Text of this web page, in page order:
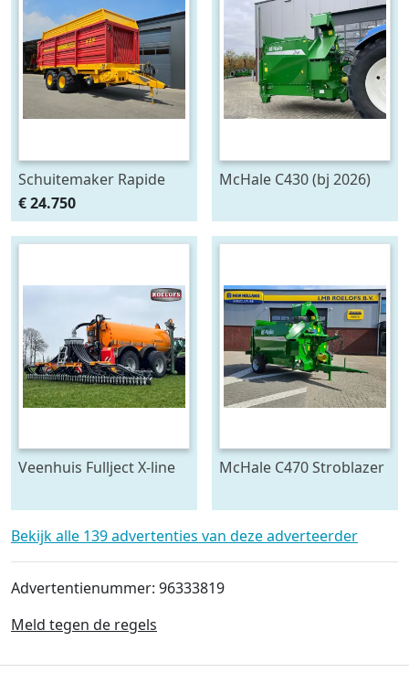
Schuitemaker Rapide
135
opraapwagen/silagewagen
(bj 2012)
€ 24.750
McHale C430 (bj 2026)
Veenhuis Fullject X-line
McHale C470 Stroblazer
Bekijk alle 139 advertenties van deze adverteerder
Advertentienummer: 96333819
Meld tegen de regels